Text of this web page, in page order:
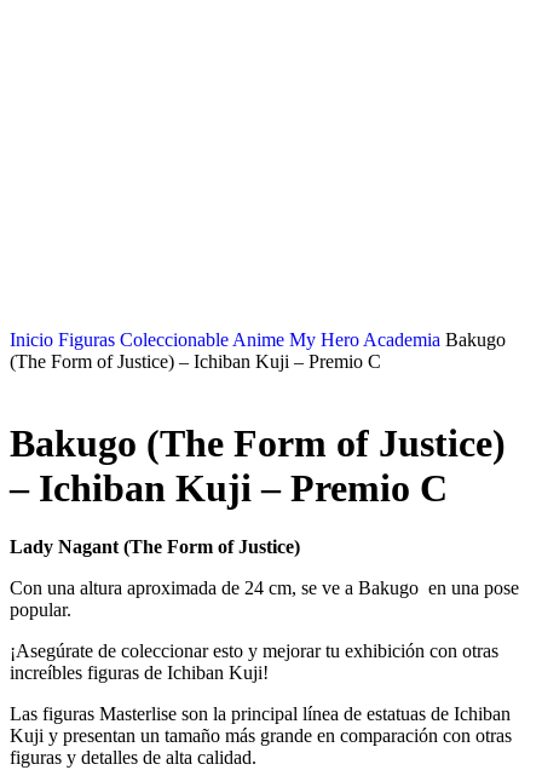
Inicio Figuras Coleccionable Anime My Hero Academia Bakugo
(The Form of Justice) – Ichiban Kuji – Premio C
Bakugo (The Form of Justice)
– Ichiban Kuji – Premio C
Lady Nagant (The Form of Justice)
Con una altura aproximada de 24 cm, se ve a Bakugo en una pose
popular.
¡Asegúrate de coleccionar esto y mejorar tu exhibición con otras
increíbles figuras de Ichiban Kuji!
Las figuras Masterlise son la principal línea de estatuas de Ichiban
Kuji y presentan un tamaño más grande en comparación con otras
figuras y detalles de alta calidad.